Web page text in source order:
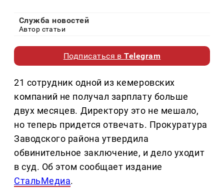
Служба новостей
Автор статьи
Подписаться вTelegram
21 сотрудник одной из кемеровских
компаний не получал зарплату больше
двух месяцев. Директору это не мешало,
но теперь придется отвечать. Прокуратура
Заводского района утвердила
обвинительное заключение, и дело уходит
в суд. Об этом сообщает издание
СтальМедиа.